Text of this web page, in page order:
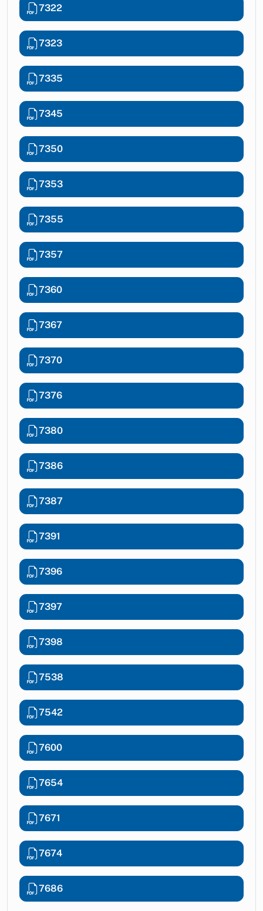
7322
7323
7335
7345
7350
7353
7355
7357
7360
7367
7370
7376
7380
7386
7387
7391
7396
7397
7398
7538
7542
7600
7654
7671
7674
7686